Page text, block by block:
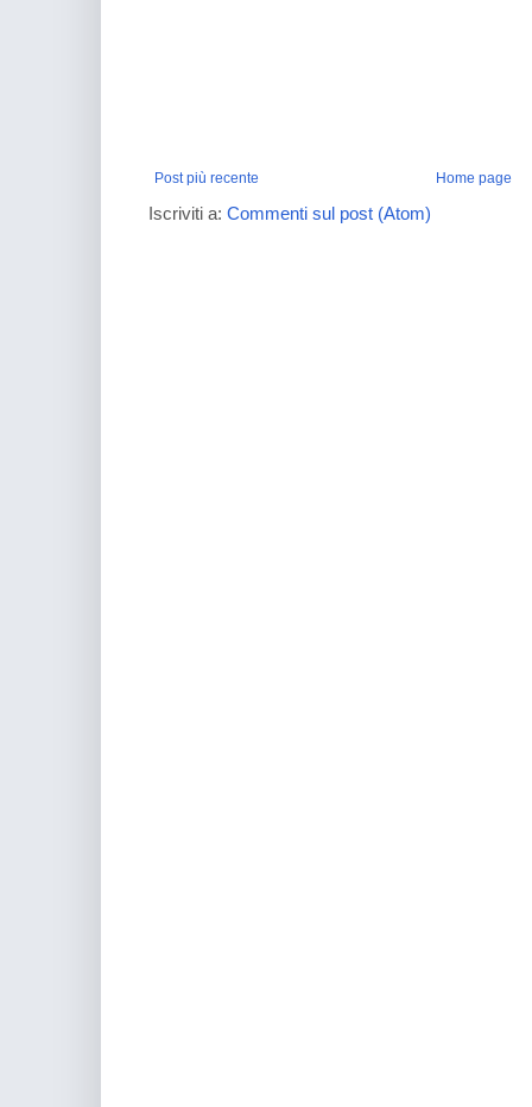
Post più recente Home page
Iscriviti a: Commenti sul post (Atom)